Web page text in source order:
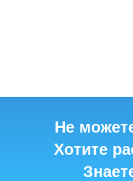
Не
Хотите